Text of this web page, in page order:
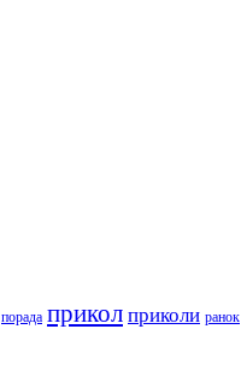
порада прикол приколи ранок